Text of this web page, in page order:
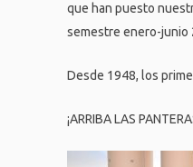
que han puesto
semestre enero-junio
Desde 1948, los
¡ARRIBA LAS